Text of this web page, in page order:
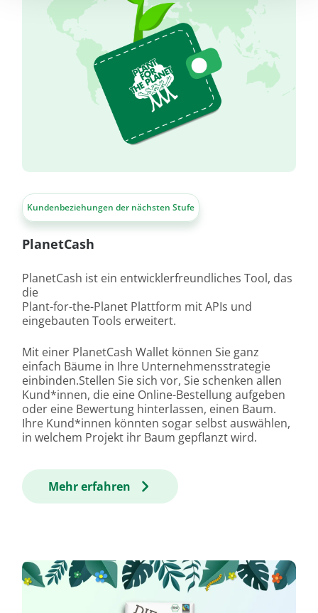
Kundenbeziehungen der nächsten Stufe
PlanetCash
PlanetCash ist ein entwicklerfreundliches Tool, das
die
Plant-for-the-Planet Plattform mit APIs und
eingebauten Tools erweitert.
Mit einer PlanetCash Wallet können Sie ganz
einfach Bäume in Ihre Unternehmensstrategie
einbinden.Stellen Sie sich vor, Sie schenken allen
Kund*innen, die eine Online-Bestellung aufgeben
oder eine Bewertung hinterlassen, einen Baum.
Ihre Kund*innen könnten sogar selbst auswählen,
in welchem Projekt ihr Baum gepflanzt wird.
Mehr erfahren